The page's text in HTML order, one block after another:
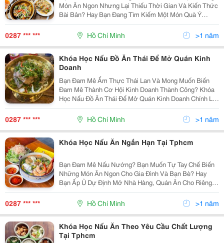
Món Ăn Ngon Nhưng Lại Thiếu Thời Gian Và Kiến Thức
Bài Bản? Hay Bạn Đang Tìm Kiếm Một Món Quà Ý
Nghĩa Dành Cho Người Thân Yêu, Giúp Họ Khám Phá
Niềm Đam Mê Ẩm Thực Tiềm Ẩn? Khóa Học Nấu Ăn
Theo Yêu Cầu...
0287 *** *** Hồ Chí Minh >1 năm
Khóa Học Nấu Đồ Ăn Thái Để Mở Quán Kinh
Doanh
Bạn Đam Mê Ẩm Thực Thái Lan Và Mong Muốn Biến
Đam Mê Thành Cơ Hội Kinh Doanh Thành Công? Khóa
Học Nấu Đồ Ăn Thái Để Mở Quán Kinh Doanh Chính Là
Dành Cho Bạn! Tham Gia Khóa Học, Bạn Sẽ Được
Trang Bị Kiến Thức Và Kỹ Năng Nấu Nướng Bài Bản,
Chuyên...
0287 *** *** Hồ Chí Minh >1 năm
Khóa Học Nấu Ăn Ngắn Hạn Tại Tphcm
Bạn Đam Mê Nấu Nướng? Bạn Muốn Tự Tay Chế Biến
Những Món Ăn Ngon Cho Gia Đình Và Bạn Bè? Hay
Bạn Ấp Ủ Dự Định Mở Nhà Hàng, Quán Ăn Cho Riêng
Mình? Khóa Học Nấu Ăn Ngắn Hạn Tại Tphcm Chính Là
Chìa Khóa Mở Ra Cánh Cửa Vào Thế Giới Ẩm Thực
Đầy Màu Sắc...
0287 *** *** Hồ Chí Minh >1 năm
Khóa Học Nấu Ăn Theo Yêu Cầu Chất Lượng
Tại Tphcm